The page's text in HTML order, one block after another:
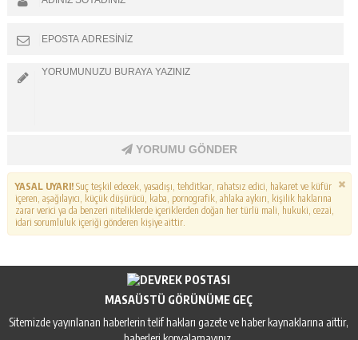
YORUMU GÖNDER
YASAL UYARI!Suç teşkil edecek, yasadışı, tehditkar, rahatsız edici, hakaret ve küfür
içeren, aşağılayıcı, küçük düşürücü, kaba, pornografik, ahlaka aykırı, kişilik haklarına
zarar verici ya da benzeri niteliklerde içeriklerden doğan her türlü mali, hukuki, cezai,
idari sorumluluk içeriği gönderen kişiye aittir.
MASAÜSTÜ GÖRÜNÜME GEÇ
Sitemizde yayınlanan haberlerin telif hakları gazete ve haber kaynaklarına aittir,